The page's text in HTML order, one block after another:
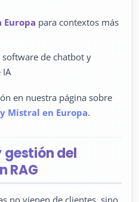
Europa para contextos más
software de chatbot y
en nuestra página sobre
Mistral en Europa.
gestión del
RAG